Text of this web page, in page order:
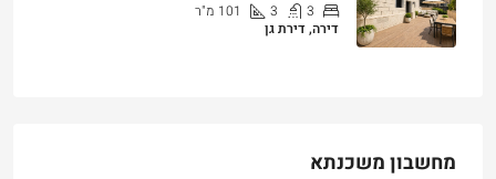
3
3
101 מ"ר
דירה, דירת גן
מחשבון משכנתא